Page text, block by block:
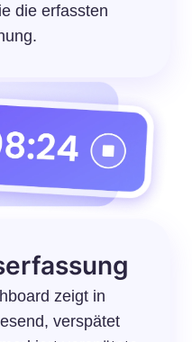
die erfassten
zeigt in
verspätet